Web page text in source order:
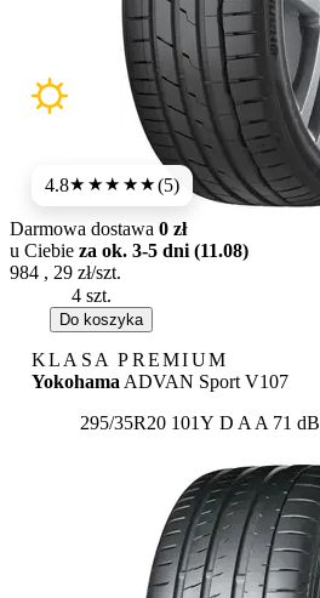
4.8★★★★★(5)
Dostępność:
Darmowa dostawa 0 zł
u Ciebie za ok. 3-5 dni (11.08)
984 , 29 zł/szt.
Do koszyka
KLASA PREMIUM
Yokohama ADVAN Sport V107
295/35R20 101Y Etykieta:
D A A 71 dB